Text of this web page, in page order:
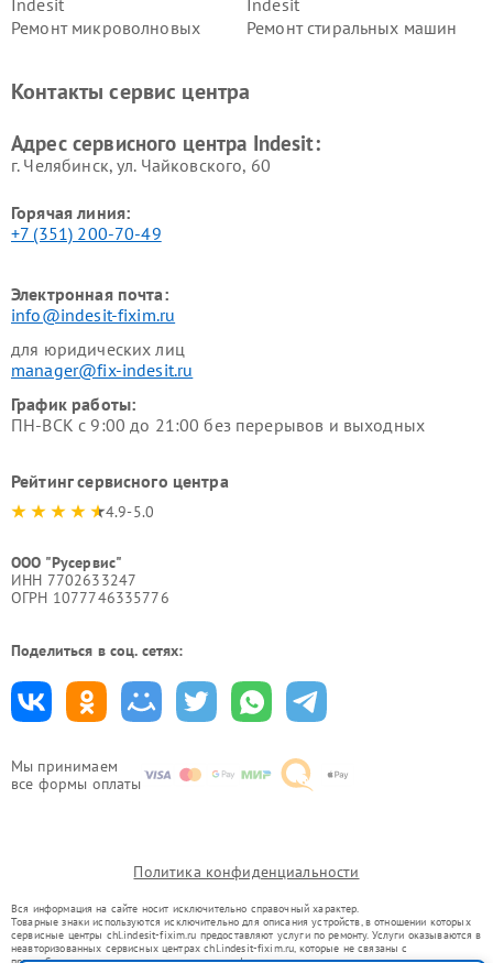
Мы принимаем
все формы оплаты
Ремонт микроволновых
Ремонт стиральных машин
Indesit
Indesit
Контакты сервис центра
Адрес сервисного центра Indesit:
г. Челябинск, ул. Чайковского, 60
Горячая линия:
+7 (351) 200-70-49
Электронная почта:
info@indesit-fixim.ru
для юридических лиц
manager@fix-indesit.ru
График работы:
ПН-ВСК с 9:00 до 21:00 без перерывов и выходных
Рейтинг сервисного центра
4.9-5.0
ООО "Русервис"
ИНН 7702633247
ОГРН 1077746335776
Поделиться в соц. сетях:
Политика конфиденциальности
Вся информация на сайте носит исключительно справочный характер.
Товарные знаки используются исключительно для описания устройств, в отношении которых
сервисные центры chl.indesit-fixim.ru предоставляют услуги по ремонту. Услуги оказываются в
неавторизованных сервисных центрах chl.indesit-fixim.ru, которые не связаны с